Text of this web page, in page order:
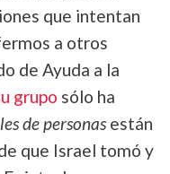
que intentan
a otros
de Ayuda a la
grupo sólo ha
de personasestán
que Israel tomó y